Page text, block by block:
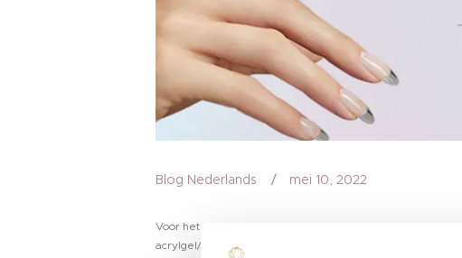
Blog Nederlands mei 10, 2022
Voor het maken van nagelverlengingen en nail art zijn er
acrylgel/polygel, enz.